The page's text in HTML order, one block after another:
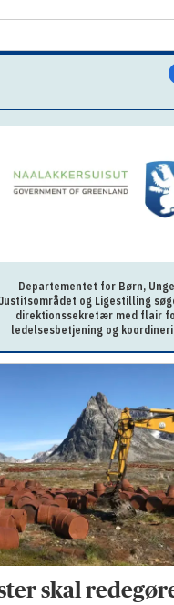
Departementet for Børn,
Justitsområdet og Ligestilling
direktionssekretær med flair
ledelsesbetjening og
skal